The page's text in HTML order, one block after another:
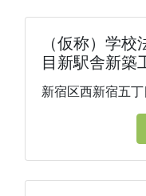
（仮称）学
目新駅舎新築
新宿区西新宿五